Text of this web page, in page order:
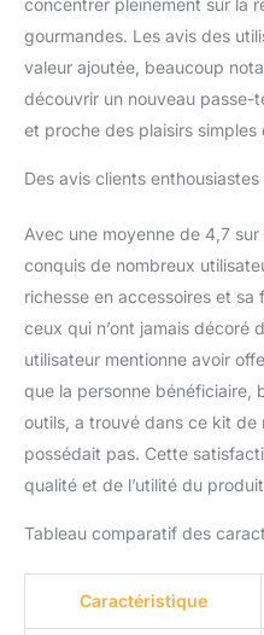
concentrer pleinement sur la
gourmandes. Les avis des
valeur ajoutée, beaucoup
découvrir un nouveau passe-
et proche des plaisirs simples
Des avis clients enthousiastes
Avec une moyenne de 4,7
conquis de nombreux
richesse en accessoires et sa
ceux qui n’ont jamais décoré
utilisateur mentionne avoir
que la personne bénéficiaire,
outils, a trouvé dans ce kit de
possédait pas. Cette
qualité et de l’utilité du
Tableau comparatif des
Caractéristique